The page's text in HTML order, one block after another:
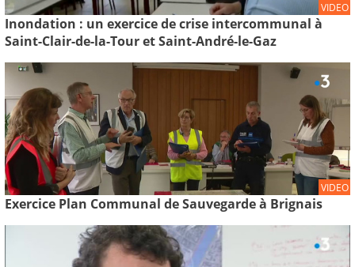
VIDEO
Inondation : un exercice de crise intercommunal à
Saint-Clair-de-la-Tour et Saint-André-le-Gaz
VIDEO
Exercice Plan Communal de Sauvegarde à Brignais